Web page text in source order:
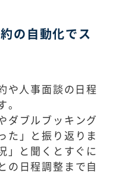
の自動化でス
や人事面談の日程
ダブルブッキング
た」と振り返りま
」と聞くとすぐに
の日程調整まで自